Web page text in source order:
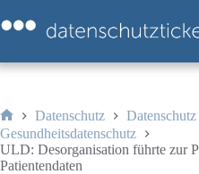
Inhalt
springen
Start
Datenschutz
Gesundheitsdatenschutz
ULD: Desorganisation führte zur
Patientendaten